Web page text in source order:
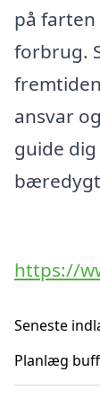
på
forbrug.
ansvar
guide
https://
Seneste
Planlæg